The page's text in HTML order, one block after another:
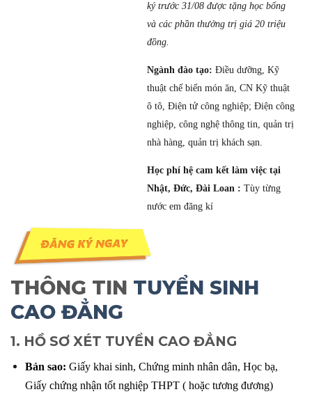
ký trước 31/08 được tặng học bổng
và các phần thưởng trị giá 20 triệu
đồng.
Ngành đào tạo:Điều dưỡng, Kỹ
thuật chế biến món ăn, CN Kỹ thuật
ô tô, Điện tử công nghiệp; Điện công
nghiệp, công nghệ thông tin, quản trị
nhà hàng, quản trị khách sạn.
Học phí hệ cam kết làm việc tại
Nhật, Đức, Đài Loan :Tùy từng
nước em đăng kí
THÔNG TIN TUYỂN SINH
CAO ĐẲNG
1. HỒ SƠ XÉT TUYỂN CAO ĐẲNG
Bản sao: Giấy khai sinh, Chứng minh nhân dân, Học bạ,
Giấy chứng nhận tốt nghiệp THPT ( hoặc tương đương)